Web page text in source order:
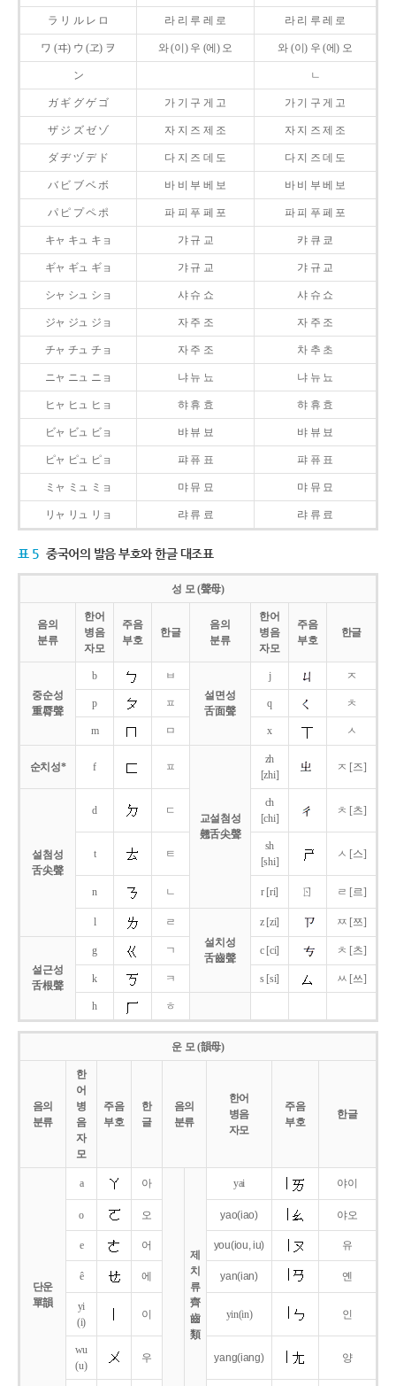
ラ リ ル レ ロ 라 리 루 레 로 라 리 루 레 로
ワ (ヰ) ウ (ヱ) ヲ 와 (이) 우 (에) 오 와 (이) 우 (에) 오
ン ㄴ
ガ ギ グ ゲ ゴ 가 기 구 게 고 가 기 구 게 고
ザ ジ ズ ゼ ゾ 자 지 즈 제 조 자 지 즈 제 조
ダ ヂ ヅ デ ド 다 지 즈 데 도 다 지 즈 데 도
バ ビ ブ ベ ボ 바 비 부 베 보 바 비 부 베 보
パ ピ プ ペ ポ 파 피 푸 페 포 파 피 푸 페 포
キャ キュ キョ 갸 규 교 캬 큐 쿄
ギャ ギュ ギョ 갸 규 교 갸 규 교
シャ シュ ショ 샤 슈 쇼 샤 슈 쇼
ジャ ジュ ジョ 자 주 조 자 주 조
チャ チュ チョ 자 주 조 차 추 초
ニャ ニュ ニョ 냐 뉴 뇨 냐 뉴 뇨
ヒャ ヒュ ヒョ 햐 휴 효 햐 휴 효
ビャ ビュ ビョ 뱌 뷰 뵤 뱌 뷰 뵤
ピャ ピュ ピョ 퍄 퓨 표 퍄 퓨 표
ミャ ミュ ミョ 먀 뮤 묘 먀 뮤 묘
リャ リュ リョ 랴 류 료 랴 류 료
표 5 중국어의 발음 부호와 한글 대조표
성 모 (聲母)
음의
분류
한어
병음
자모
주음
부호
한글
음의
분류
한어
병음
자모
주음
부호
한글
중순성
重脣聲
b
ㅂ
설면성
舌面聲
j ㅈ
p ㅍ q ㅊ
m ㅁ x ㅅ
순치성* f ㅍ
교설첨성
翹舌尖聲
zh
[zhi]
ㅈ [즈]
설첨성
舌尖聲
d ㄷ
ch
[chi]
ㅊ [츠]
t ㅌ
sh
[shi]
ㅅ [스]
n ㄴ r [ri] ㄖ ㄹ [르]
l
ㄹ
설치성
舌齒聲
z [zi] ㅉ [쯔]
설근성
舌根聲
g ㄱ c [ci] ㅊ [츠]
k ㅋ s [si] ㅆ [쓰]
h ㅎ
운 모 (韻母)
음의
분류
한
어
병
음
자
모
주음
부호
한
글
음의
분류
한어
병음
자모
주음
부호
한글
단운
單韻
a 아
제
치
류
齊
齒
類
yai 야이
o 오 yao(iao) 야오
e 어 you(iou,iu) 유
ê 에 yan(ian) 옌
yi
(i)
이 yin(in) 인
wu
(u)
우 yang(iang) 양